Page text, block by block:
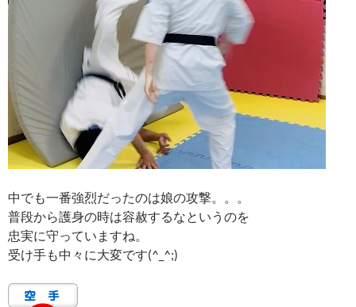
中でも一番強烈だったのは娘の攻撃。。。
普段から護身の時は容赦するなというのを
忠実に守っていますね。
受け手も中々に大変です(^_^;)